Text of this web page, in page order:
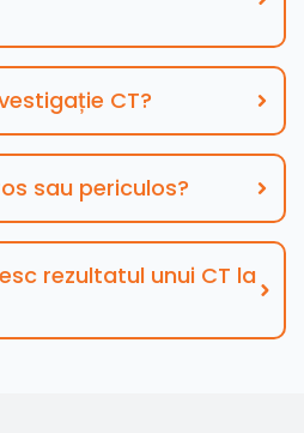
CT?
sau periculos?
rezultatul unui CT la